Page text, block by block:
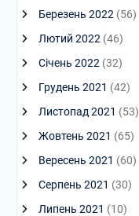
Березень 2022 (56)
Лютий 2022 (46)
Січень 2022 (32)
Грудень 2021 (42)
Листопад 2021 (53)
Жовтень 2021 (65)
Вересень 2021 (60)
Серпень 2021 (30)
Липень 2021 (10)